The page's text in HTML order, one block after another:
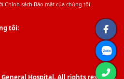
Chính sách Bảo mật của chúng tôi.
tôi:
Hospital. All rights reserved.